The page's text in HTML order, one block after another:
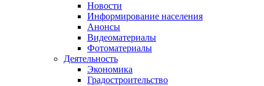
Новости
Информирование населения
Анонсы
Видеоматериалы
Фотоматериалы
Деятельность
Экономика
Градостроительство